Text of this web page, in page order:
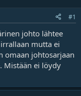
#1
johto lähtee
mutta ei
omaan johtosarjaan
Mistään ei löydy